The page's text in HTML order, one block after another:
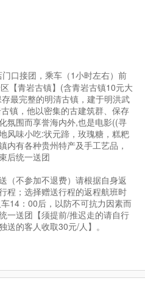
口接团，乘车（1小时左右）前
【青岩古镇】(含青岩古镇10元大
最完整的明清古镇，建于明洪武
镇，他以密集的古建筑群、保存
氛围而享誉海内外,也是电影((寻
风味小吃:状元蹄，玫瑰糖，糕粑
内有各种贵州特产及手工艺品，
后统一送团
（不参加不退费）请根据自身返
程；选择赠送行程的返程航班时
14：00后，以防不可抗力因素而
一送团【须提前/推迟走的请自行
送的客人收取30元/人】。